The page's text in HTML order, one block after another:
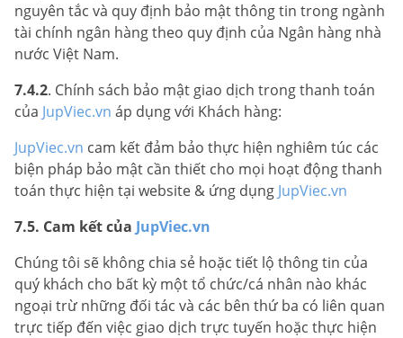
nguyên tắc và quy định bảo mật thông tin trong ngành
tài chính ngân hàng theo quy định của Ngân hàng nhà
nước Việt Nam.
7.4.2. Chính sách bảo mật giao dịch trong thanh toán
của JupViec.vn áp dụng với Khách hàng:
JupViec.vn cam kết đảm bảo thực hiện nghiêm túc các
biện pháp bảo mật cần thiết cho mọi hoạt động thanh
toán thực hiện tại website & ứng dụng JupViec.vn
7.5. Cam kết của JupViec.vn
Chúng tôi sẽ không chia sẻ hoặc tiết lộ thông tin của
quý khách cho bất kỳ một tổ chức/cá nhân nào khác
ngoại trừ những đối tác và các bên thứ ba có liên quan
trực tiếp đến việc giao dịch trực tuyến hoặc thực hiện